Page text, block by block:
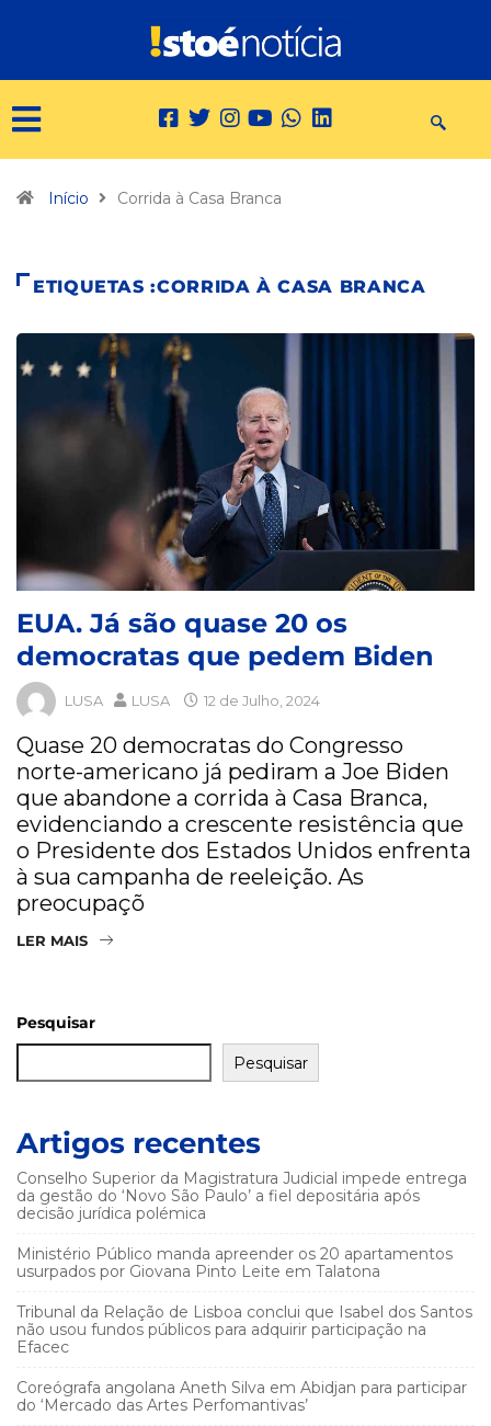
Início Corrida à Casa Branca
ETIQUETAS :CORRIDA À CASA BRANCA
EUA. Já são quase 20 os
democratas que pedem Biden
LUSA LUSA 12 de Julho, 2024
Quase 20 democratas do Congresso
norte-americano já pediram a Joe Biden
que abandone a corrida à Casa Branca,
evidenciando a crescente resistência que
o Presidente dos Estados Unidos enfrenta
à sua campanha de reeleição. As
preocupaçõ
LER MAIS
Pesquisar
Pesquisar
Artigos recentes
Conselho Superior da Magistratura Judicial impede entrega
da gestão do ‘Novo São Paulo’ a fiel depositária após
decisão jurídica polémica
Ministério Público manda apreender os 20 apartamentos
usurpados por Giovana Pinto Leite em Talatona
Tribunal da Relação de Lisboa conclui que Isabel dos Santos
não usou fundos públicos para adquirir participação na
Efacec
Coreógrafa angolana Aneth Silva em Abidjan para participar
do ‘Mercado das Artes Perfomantivas’